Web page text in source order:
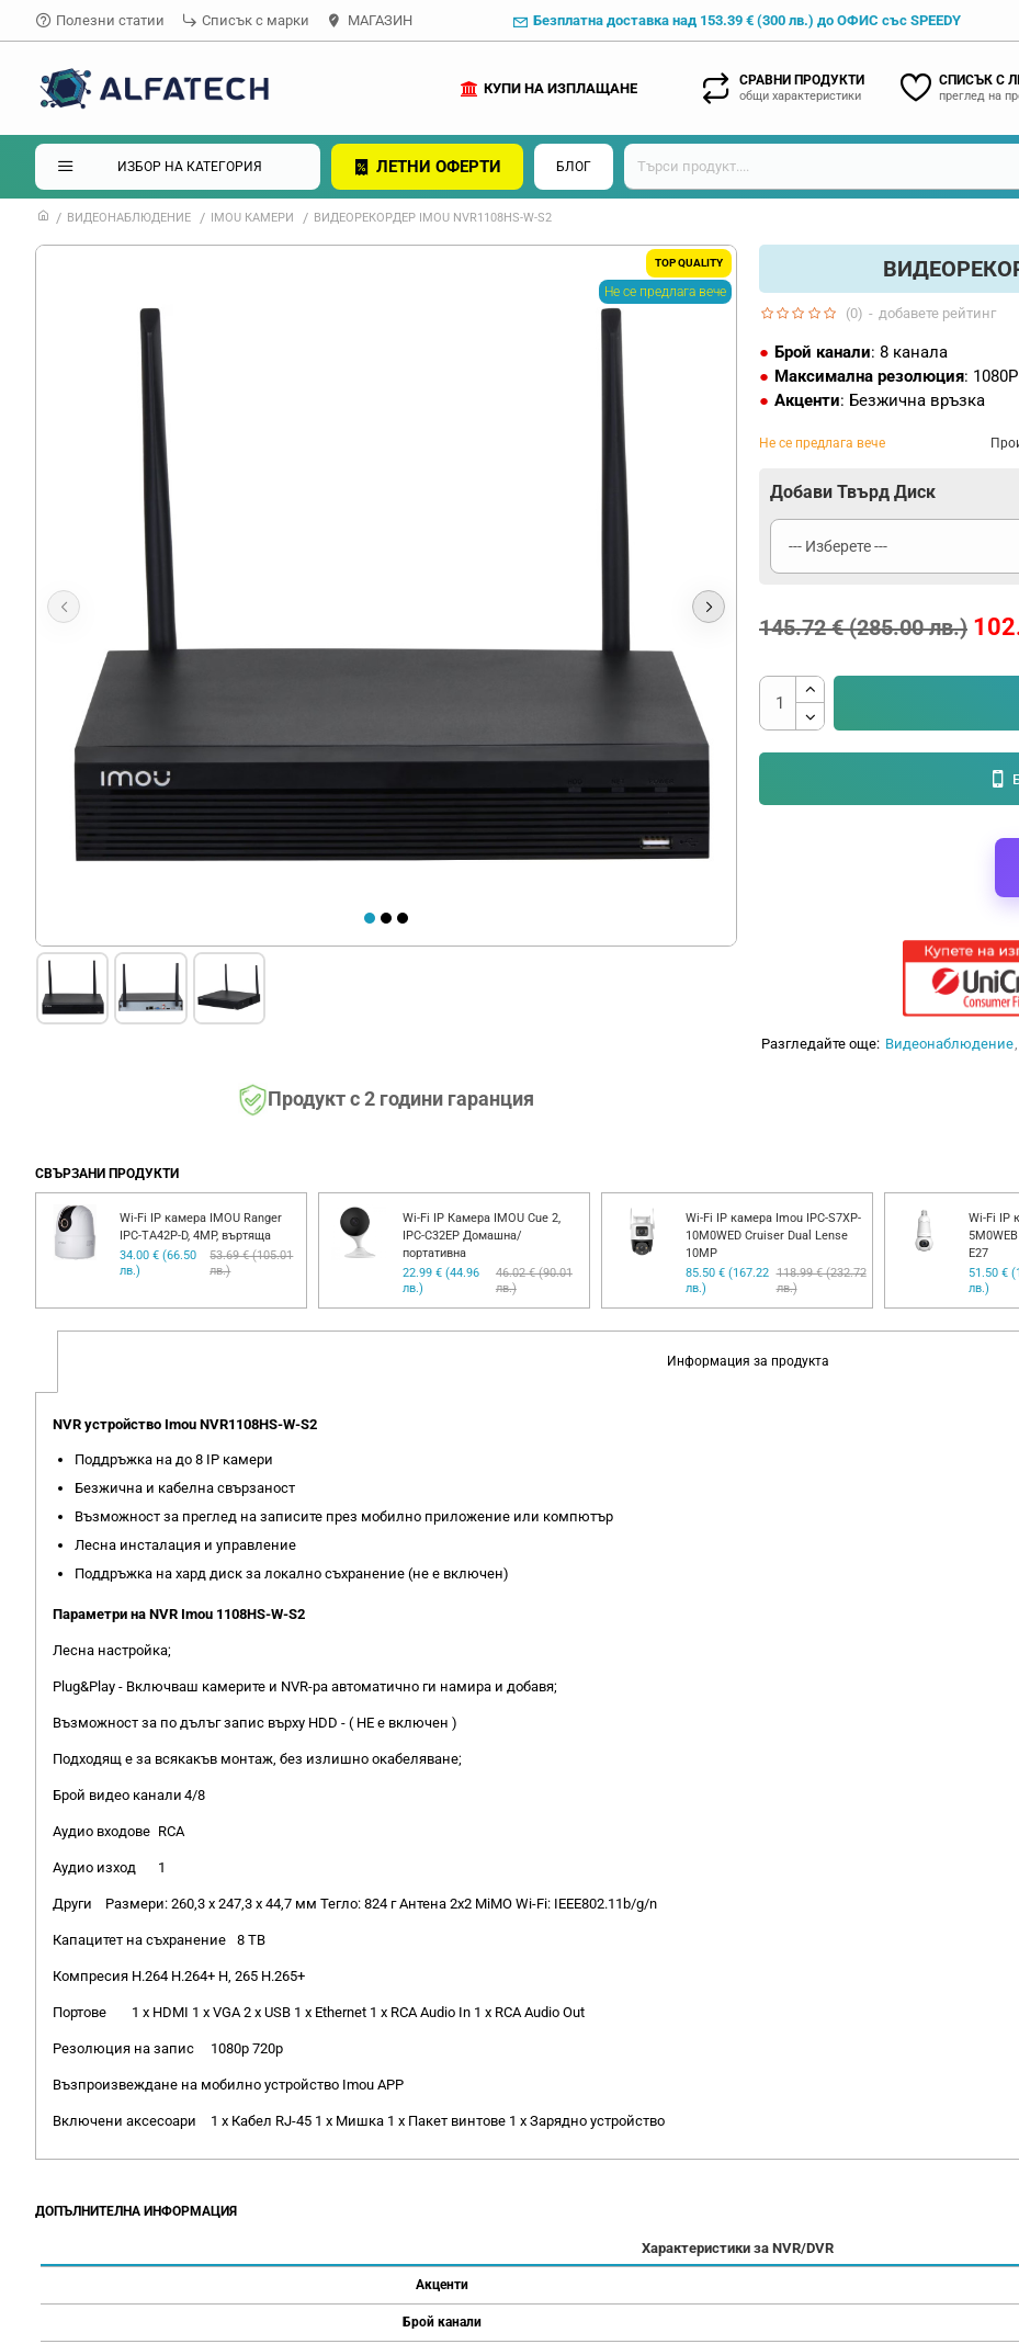
Полезни статии Списък с марки МАГАЗИН Безплатна доставка над 153.39 € (300 лв.) до ОФИС със SPEEDY
СРАВНИ ПРОДУКТИ
общи характеристики
СПИСЪК С
преглед на
КУПИ НА ИЗПЛАЩАНЕ
ИЗБОР НА КАТЕГОРИЯ ЛЕТНИ ОФЕРТИ БЛОГ
ВИДЕОНАБЛЮДЕНИЕ IMOU КАМЕРИ ВИДЕОРЕКОРДЕР IMOU NVR1108HS-W-S2
TOP QUALITY
Не се предлага вече
Продукт с 2 години гаранция
Брой канали: 8 канала
Максимална резолюция: 1080P
Акценти: Безжична връзка
Не се предлага вече
(0) - добавете рейтинг
145.72 € (285.00 лв.)
Добави Твърд Диск
Разгледайте още: Видеонаблюдение
СВЪРЗАНИ ПРОДУКТИ
Wi-Fi IP камера IMOU Ranger
IPC-TA42P-D, 4MP, въртяща
34.00 € (66.50
лв.)
53.69 € (105.01
лв.)
Wi-Fi IP Камера IMOU Cue 2,
IPC-C32EP Домашна/
портативна
22.99 € (44.96
лв.)
46.02 € (90.01
лв.)
Wi-Fi IP камера Imou IPC-S7XP-
10M0WED Cruiser Dual Lense
10MP
85.50 € (167.22
лв.)
118.99 € (232.72
лв.)
Wi-Fi IP
E27
51.50 €
лв.)
Информация за продукта
NVR устройство Imou NVR1108HS-W-S2
Поддръжка на до 8 IP камери
Безжична и кабелна свързаност
Възможност за преглед на записите през мобилно приложение или компютър
Лесна инсталация и управление
Поддръжка на хард диск за локално съхранение (не е включен)
Параметри на NVR Imou 1108HS-W-S2
Лесна настройка;
Plug&Play - Включваш камерите и NVR-ра автоматично ги намира и добавя;
Възможност за по дълъг запис върху HDD - ( НЕ е включен )
Подходящ е за всякакъв монтаж, без излишно окабеляване;
Брой видео канали 4/8
Аудио входове RCA
Аудио изход 1
Други Размери: 260,3 x 247,3 x 44,7 мм Тегло: 824 г Антена 2x2 MiMO Wi-Fi: IEEE802.11b/g/n
Капацитет на съхранение 8 TB
Компресия H.264 H.264+ Н, 265 H.265+
Портове 1 x HDMI 1 x VGA 2 x USB 1 x Ethernet 1 x RCA Audio In 1 x RCA Audio Out
Резолюция на запис 1080p 720p
Възпроизвеждане на мобилно устройство Imou APP
Включени аксесоари 1 x Кабел RJ-45 1 x Мишка 1 х Пакет винтове 1 x Зарядно устройство
ДОПЪЛНИТЕЛНА ИНФОРМАЦИЯ
Характеристики за NVR/DVR
Акценти
Брой канали